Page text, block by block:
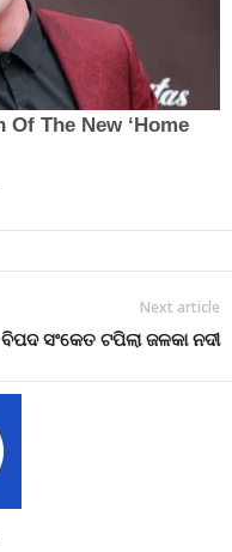
Next article
ବିପଦ ସଂକେତ ଟପିଲା ଜଳକା ନଦୀ